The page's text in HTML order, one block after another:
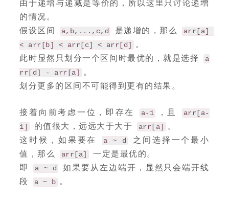
的情况。
假设区间
a,b,...,c,d 是递增的，那么
arr[a]
< arr[b] < arr[c] < arr[d]
。
此时显然只划分一个区间时最优的，就是选择
a
rr[d] - arr[a]
。
划分更多的区间不可能得到更有的结果。
接着向前考虑一位，即存在 a-1 ，且
arr[a-
1]
的值很大，远远大于大于 arr[a]
。
这时候，如果要在
a ~ d
之间选择一个最小
值，那么
arr[a]
一定是最优的。
即
a ~ d
如果要从左边端开，显然只会端开线
段
a ~ b 。